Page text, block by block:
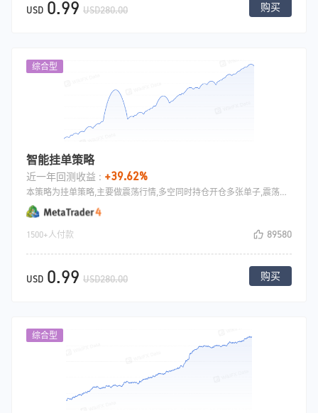
USD 0.99 USD280.00 购买
综合型
智能挂单策略
近一年回测收益 : +39.62%
本策略为挂单策略,主要做震荡行情,多空同时持仓开仓多张单子,震荡行情下，单子会来回止盈. 可以根据行情的大小设置参数.
1500+人付款 89580
USD 0.99 USD280.00 购买
综合型